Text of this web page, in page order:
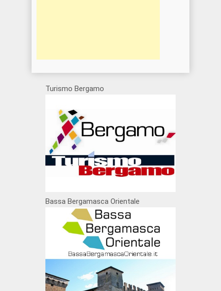
Turismo Bergamo
Bassa Bergamasca Orientale